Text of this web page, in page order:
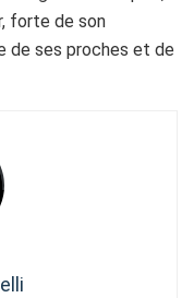
forte de son
de ses proches et de